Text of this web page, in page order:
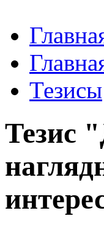
Тезисы
Тезис